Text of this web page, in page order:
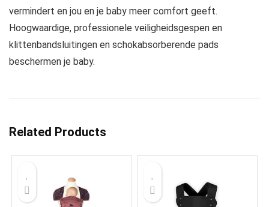
vermindert en jou en je baby meer comfort geeft.
Hoogwaardige, professionele veiligheidsgespen en
klittenbandsluitingen en schokabsorberende pads
beschermen je baby.
Related Products